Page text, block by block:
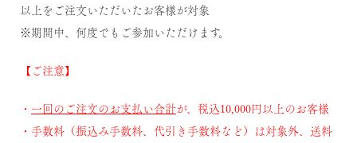
以上をご注文いただいたお客様が対象
※期間中、何度でもご参加いただけます。
【ご注意】
・ 一回のご注文のお支払い合計が、税込10,000円以上のお客様
・手数料（振込み手数料、代引き手数料など）は対象外、送料